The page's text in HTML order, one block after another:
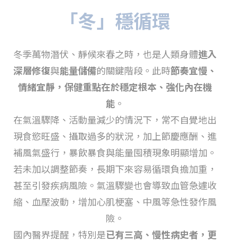
「冬」穩循環
冬季萬物潛伏、靜候來春之時，也是人類身體進入
深層修復與能量儲備的關鍵階段。此時節奏宜慢、
情緒宜靜，保健重點在於穩定根本、強化內在機
能 。
在氣溫驟降、活動量減少的情況下，常不自覺地出
現食慾旺盛、攝取過多的狀況，加上節慶應酬、進
補風氣盛行，暴飲暴食與能量囤積現象明顯增加。
若未加以調整節奏，長期下來容易循環負擔加重，
甚至引發疾病風險。氣溫驟變也會導致血管急遽收
縮、血壓波動，增加心肌梗塞、中風等急性發作風
險。
國內醫界提醒，特別是已有三高、慢性病史者，更